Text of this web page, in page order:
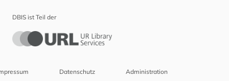
DBIS ist Teil der
Datenschutz Administration